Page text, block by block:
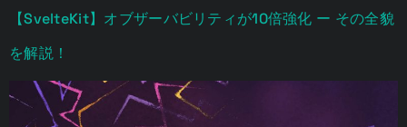
【SvelteKit】オブザーバビリティが10倍強化 ー その全貌
を解説！